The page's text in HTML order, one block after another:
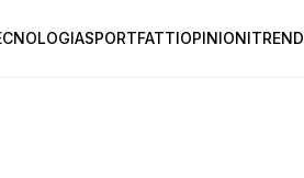
SPORTFATTIOPINIONITREND